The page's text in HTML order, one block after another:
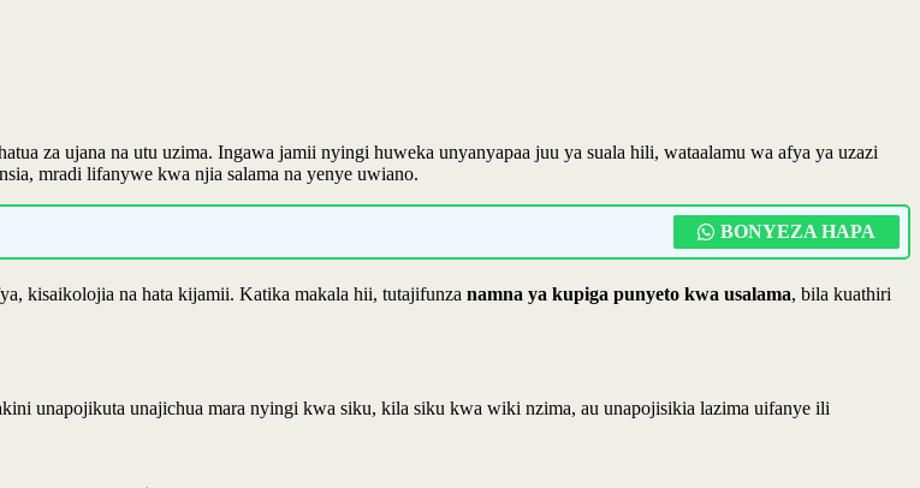
za ujana na utu uzima. Ingawa jamii nyingi huweka unyanyapaa juu ya suala hili, wataalamu wa afya ya uzazi
mradi lifanywe kwa njia salama na yenye uwiano.
BONYEZA HAPA
kisaikolojia na hata kijamii. Katika makala hii, tutajifunza namna ya kupiga punyeto kwa usalama, bila kuathiri
unapojikuta unajichua mara nyingi kwa siku, kila siku kwa wiki nzima, au unapojisikia lazima uifanye ili